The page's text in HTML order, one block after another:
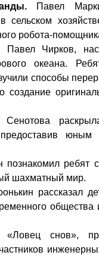
Павел
сельском
робота-
Павел Чирков,
океана.
способы
создание
Сенотова
ребят с
шахматный мир.
рассказал
«Ловец снов»,